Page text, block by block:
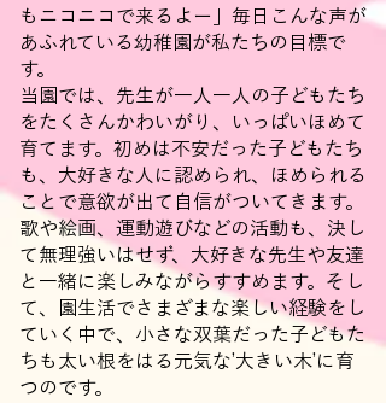
もニコニコで来るよー」毎日こんな声が
あふれている幼稚園が私たちの目標で
す。
当園では、先生が一人一人の子どもたち
をたくさんかわいがり、いっぱいほめて
育てます。初めは不安だった子どもたち
も、大好きな人に認められ、ほめられる
ことで意欲が出て自信がついてきます。
歌や絵画、運動遊びなどの活動も、決し
て無理強いはせず、大好きな先生や友達
と一緒に楽しみながらすすめます。そし
て、園生活でさまざまな楽しい経験をし
ていく中で、小さな双葉だった子どもた
ちも太い根をはる元気な’大きい木’に育
つのです。